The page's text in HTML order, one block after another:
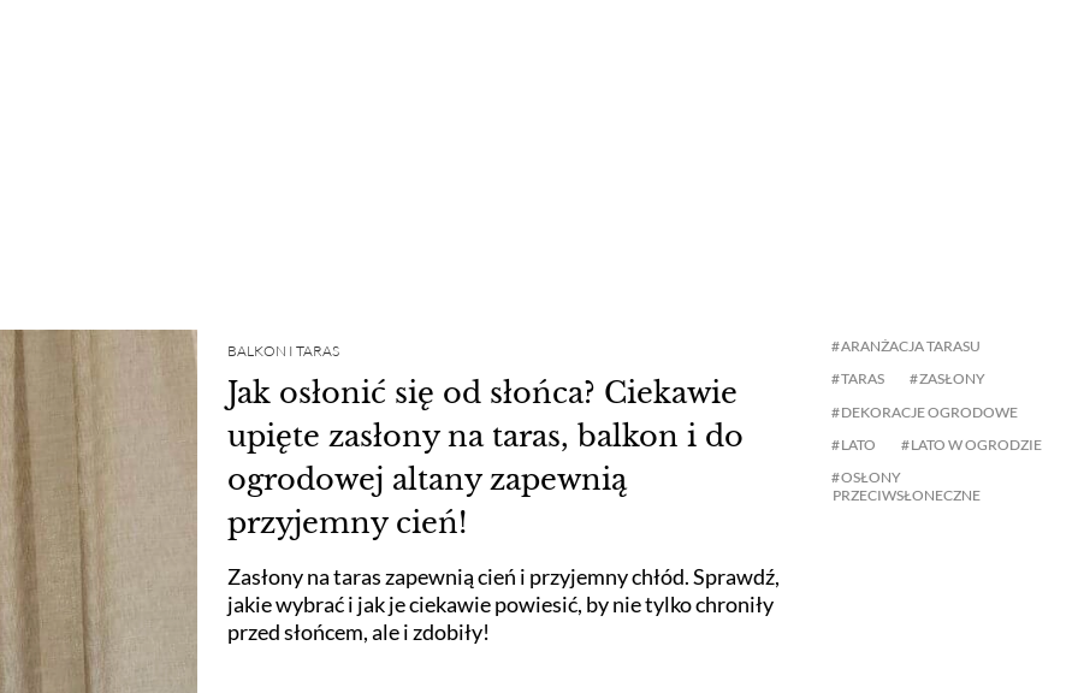
BALKON I TARAS
Jak osłonić się od słońca? Ciekawie
upięte zasłony na taras, balkon i do
ogrodowej altany zapewnią
przyjemny cień!
Zasłony na taras zapewnią cień i przyjemny chłód. Sprawdź,
jakie wybrać i jak je ciekawie powiesić, by nie tylko chroniły
przed słońcem, ale i zdobiły!
ARANŻACJA TARASU
TARAS
ZASŁONY
DEKORACJE OGRODOWE
LATO
LATO W OGRODZIE
OSŁONY
PRZECIWSŁONECZNE